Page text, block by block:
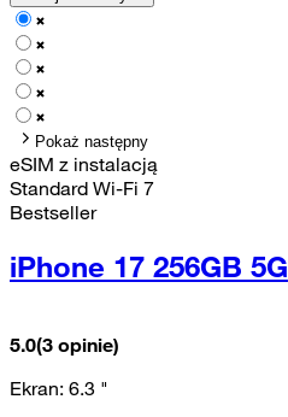
Pokaż następny
eSIM z instalacją
Standard Wi-Fi 7
Bestseller
iPhone 17 256GB 5G
5.0(3 opinie)
Ekran: 6.3 "